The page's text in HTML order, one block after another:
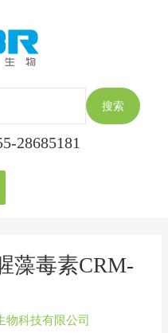
搜索
28685181
藻毒素CRM-
物科技有限公司